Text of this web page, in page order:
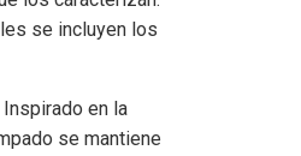
se incluyen los
Inspirado en la
se mantiene